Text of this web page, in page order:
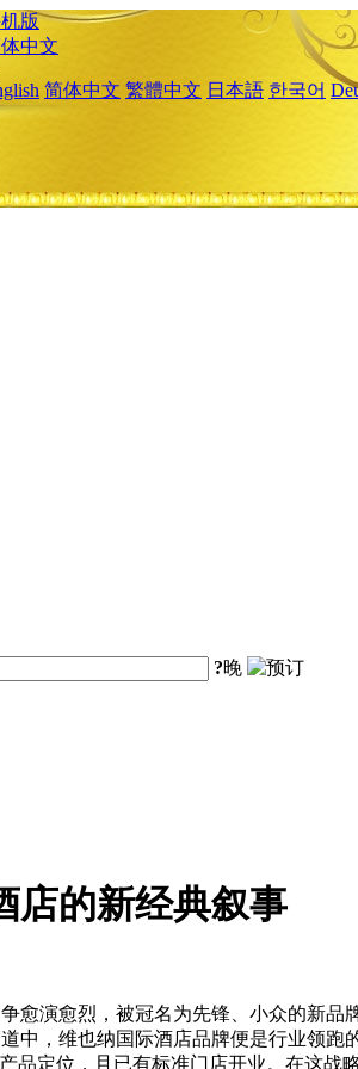
版
中文
简体中文 繁體中文 日本語 한국어
?晚
店的新经典叙事
愈演愈烈，被冠名为先锋、小众的新
中，维也纳国际酒店品牌便是行业领
品定位，且已有标准门店开业。在这战